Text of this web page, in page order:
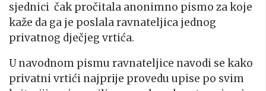
sjednici čak pročitala anonimno pismo za koje
kaže da ga je poslala ravnateljica jednog
privatnog dječjeg vrtića.
U navodnom pismu ravnateljice navodi se kako
privatni vrtići najprije provedu upise po svim